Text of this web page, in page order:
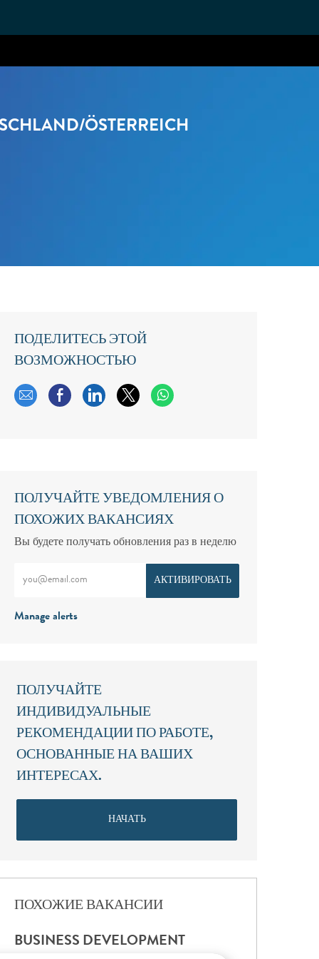
ÖSTERREICH
ПОДЕЛИТЕСЬ ЭТОЙ
ВОЗМОЖНОСТЬЮ
ПОЛУЧАЙТЕ УВЕДОМЛЕНИЯ О
ПОХОЖИХ ВАКАНСИЯХ
Вы будете получать обновления раз в неделю
АКТИВИРОВАТЬ
Manage alerts
ПОЛУЧАЙТЕ
ИНДИВИДУАЛЬНЫЕ
РЕКОМЕНДАЦИИ ПО РАБОТЕ,
ОСНОВАННЫЕ НА ВАШИХ
ИНТЕРЕСАХ.
НАЧАТЬ
ПОХОЖИЕ ВАКАНСИИ
BUSINESS DEVELOPMENT